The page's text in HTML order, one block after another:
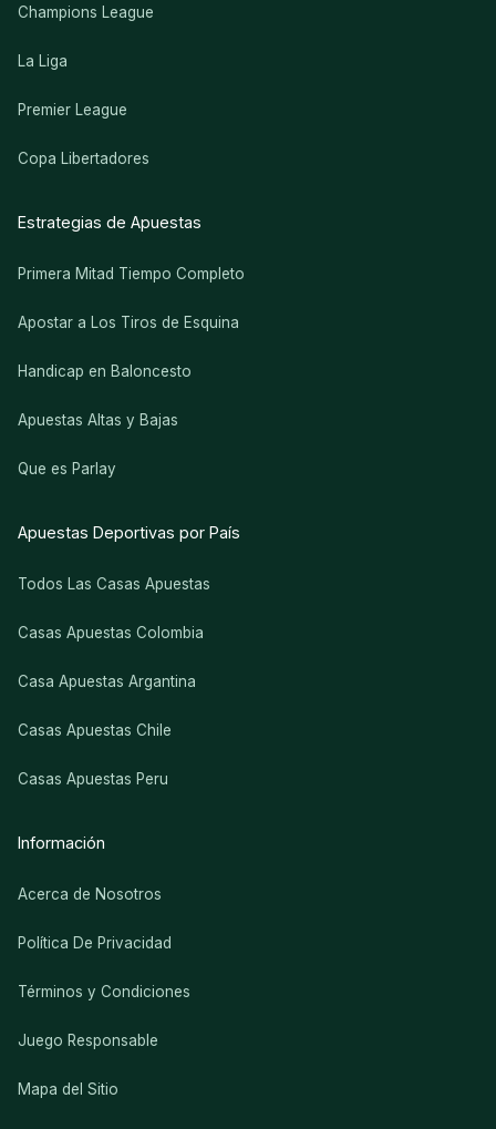
Champions League
La Liga
Premier League
Copa Libertadores
Estrategias de Apuestas
Primera Mitad Tiempo Completo
Apostar a Los Tiros de Esquina
Handicap en Baloncesto
Apuestas Altas y Bajas
Que es Parlay
Apuestas Deportivas por País
Todos Las Casas Apuestas
Casas Apuestas Colombia
Casa Apuestas Argantina
Casas Apuestas Chile
Casas Apuestas Peru
Información
Acerca de Nosotros
Política De Privacidad
Términos y Condiciones
Juego Responsable
Mapa del Sitio